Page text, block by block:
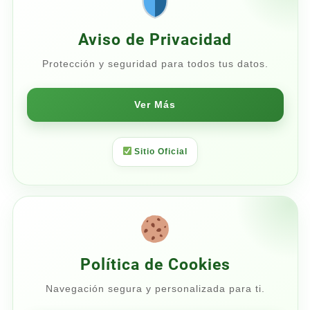
Aviso de Privacidad
Protección y seguridad para todos tus datos.
Ver Más
Sitio Oficial
Política de Cookies
Navegación segura y personalizada para ti.